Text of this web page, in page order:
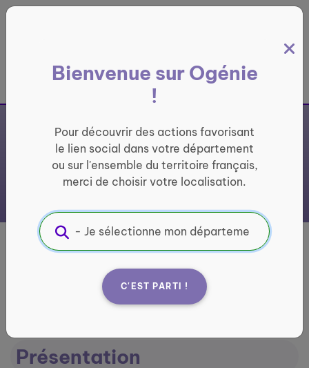
France entière
Bienvenue sur Ogénie
!
Pour découvrir des actions favorisant
le lien social dans votre département
ou sur l'ensemble du territoire français,
merci de choisir votre localisation.
C'EST PARTI !
Sevran-Séniors
Présentation
Panneau de gestion des cookies